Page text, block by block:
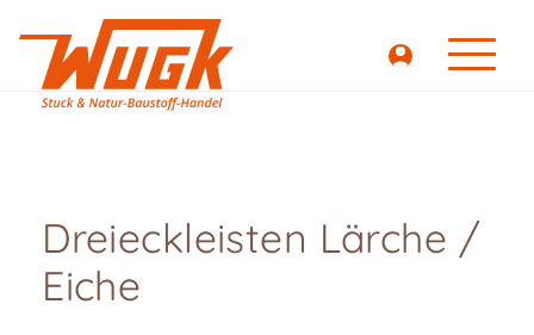
Dreieckleisten Lärche /
Eiche